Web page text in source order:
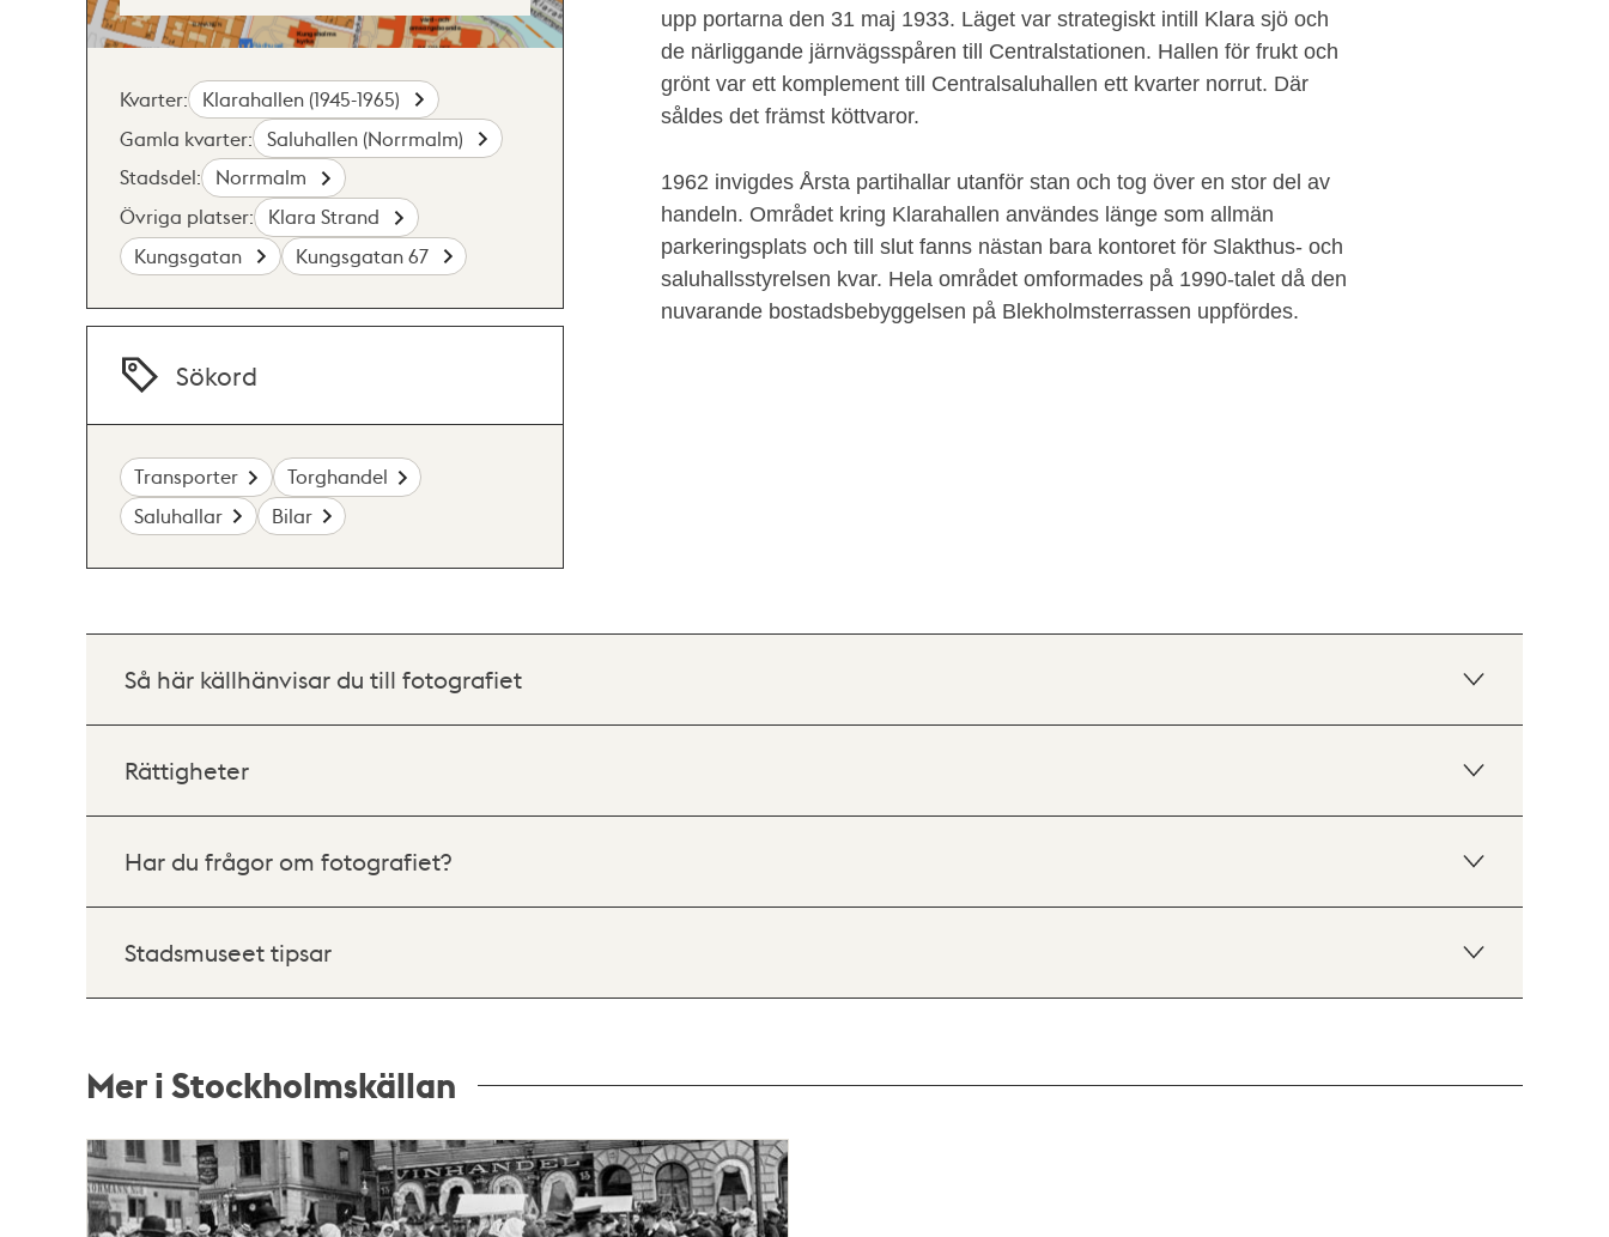
upp portarna den 31 maj 1933. Läget var strategiskt intill Klara sjö och
de närliggande järnvägsspåren till Centralstationen. Hallen för frukt och
grönt var ett komplement till Centralsaluhallen ett kvarter norrut. Där
såldes det främst köttvaror.
1962 invigdes Årsta partihallar utanför stan och tog över en stor del av
handeln. Området kring Klarahallen användes länge som allmän
parkeringsplats och till slut fanns nästan bara kontoret för Slakthus- och
saluhallsstyrelsen kvar. Hela området omformades på 1990-talet då den
nuvarande bostadsbebyggelsen på Blekholmsterrassen uppfördes.
Kvarter:
Klarahallen (1945-1965)
Gamla kvarter:
Saluhallen (Norrmalm)
Stadsdel:
Norrmalm
Övriga platser:
Klara Strand
Kungsgatan
Kungsgatan 67
Sökord
Transporter
Torghandel
Saluhallar
Bilar
Så här källhänvisar du till fotografiet
Rättigheter
Har du frågor om fotografiet?
Stadsmuseet tipsar
Mer i Stockholmskällan
Relaterade
poster
och